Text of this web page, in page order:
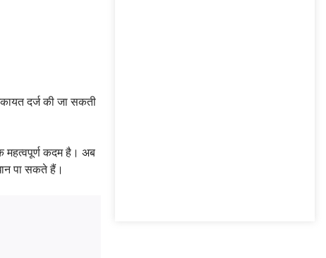
दर्ज की जा सकती
महत्वपूर्ण कदम है। अब
पा सकते हैं।